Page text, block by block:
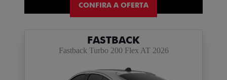
CONFIRA A OFERTA
FASTBACK
Fastback Turbo 200 Flex AT 2026